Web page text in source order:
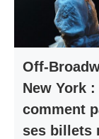
Off-
New York :
comment
ses billets